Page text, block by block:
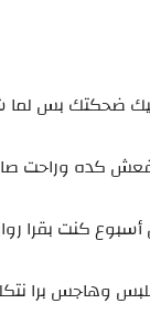
ضحكتك بس
كده وراحت
كنت بقرا
وهاجس برا